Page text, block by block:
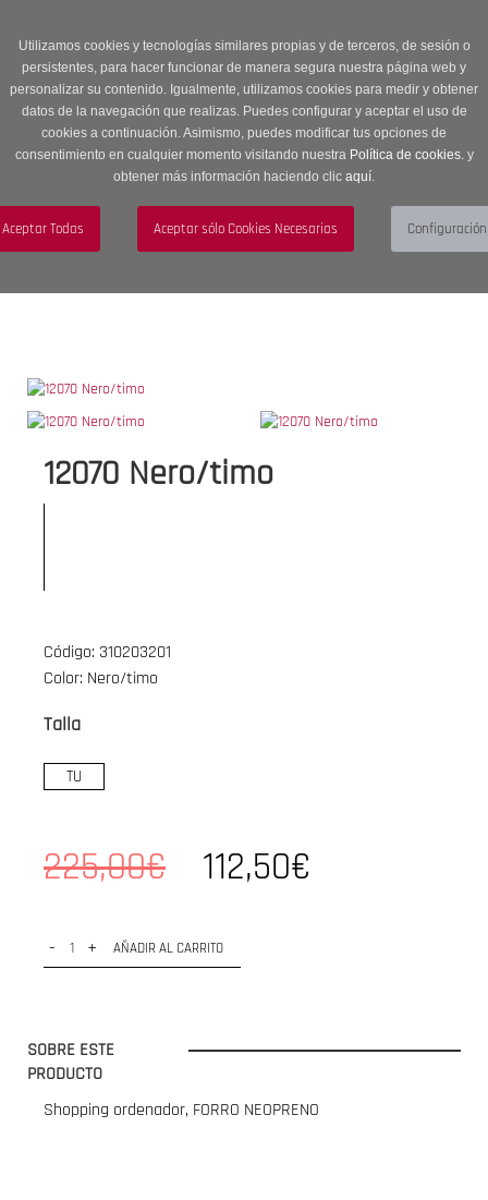
Utilizamos cookies y tecnologías similares propias y de terceros, de sesión o
persistentes, para hacer funcionar de manera segura nuestra página web y
personalizar su contenido. Igualmente, utilizamos cookies para medir y obtener
datos de la navegación que realizas. Puedes configurar y aceptar el uso de
cookies a continuación. Asimismo, puedes modificar tus opciones de
consentimiento en cualquier momento visitando nuestra Política de cookies.y
obtener más información haciendo clic aquí.
descuento en Sección OUTLET con código OUTLET20
navigation
Menú
12070 Nero/timo
Código: 310203201
Color: Nero/timo
Talla
TU
225,00€ 112,50€
- + AÑADIR AL CARRITO
SOBRE ESTE
PRODUCTO
Shopping ordenador, FORRO NEOPRENO